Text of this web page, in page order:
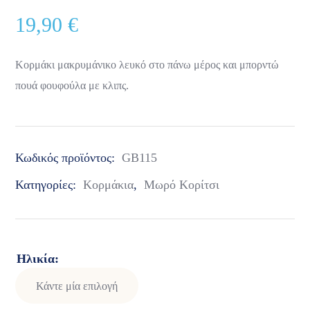
19,90€
Κορμάκι μακρυμάνικο λευκό στο πάνω μέρος και μπορντώ
πουά φουφούλα με κλιπς.
Κωδικός προϊόντος: GB115
Κατηγορίες: Κορμάκια, Μωρό Κορίτσι
Ηλικία